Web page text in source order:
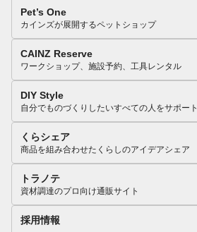
Pet’s One
カインズが展開するペットショップ
CAINZ Reserve
ワークショップ、施設予約、工具レンタル
DIY Style
自分でものづくりしたいすべての人をサポート
くらシェア
商品を組み合わせたくらしのアイデアシェア
トラノテ
資材調達のプロ向け通販サイト
採用情報